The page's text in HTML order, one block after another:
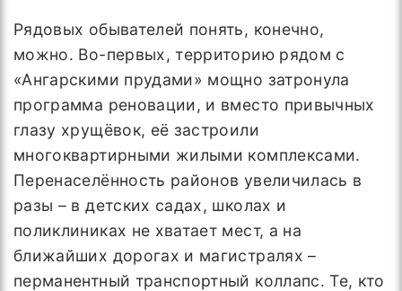
Рядовых обывателей понять, конечно,
можно. Во-первых, территорию рядом с
«Ангарскими прудами» мощно затронула
программа реновации, и вместо привычных
глазу хрущёвок, её застроили
многоквартирными жилыми комплексами.
Перенаселённость районов увеличилась в
разы – в детских садах, школах и
поликлиниках не хватает мест, а на
ближайших дорогах и магистралях –
перманентный транспортный коллапс. Те, кто